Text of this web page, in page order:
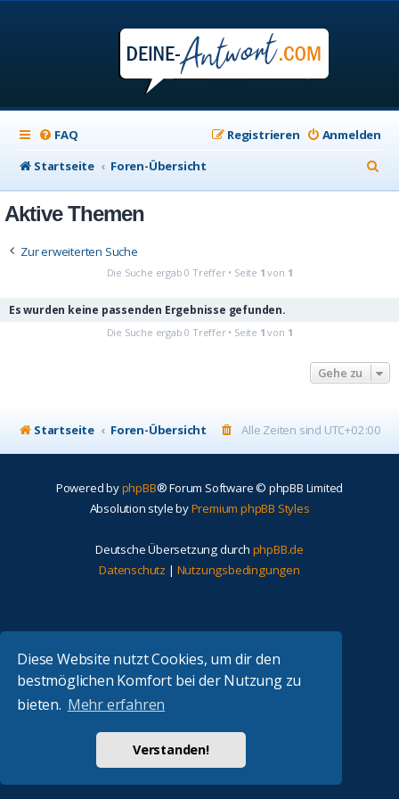
Diese Website nutzt Cookies, um dir den
bestmöglichen Komfort bei der Nutzung zu
bieten. Mehr erfahren
Verstanden!
FAQ Anmelden
Registrieren
Startseite
Foren-Übersicht
u
Aktive Themen
Zur erweiterten Suche
Die Suche ergab 0 Treffer • Seite 1 von 1
Es wurden keine passenden Ergebnisse gefunden.
Die Suche ergab 0 Treffer • Seite 1 von 1
Gehe zu
Startseite Foren-Übersicht Alle Zeiten sind UTC+02:00
Powered byphpBB® Forum Software © phpBB Limited
Absolution style byPremium phpBB Styles
Deutsche Übersetzung durch phpBB.de
Datenschutz | Nutzungsbedingungen